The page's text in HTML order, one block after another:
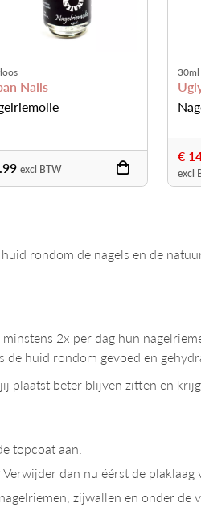
Nails
excl BTW
30ml
€
excl
rondom de nagels en de
2x per dag hun
de huid rondom gevoed en
plaatst beter blijven zitten en
topcoat aan.
dan nu éérst de plaklaag
zijwallen en onder de